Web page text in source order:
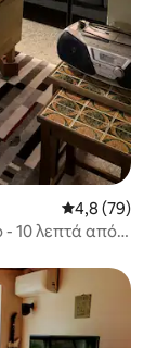
Μέση
4,8 (79)
- 10 λεπτά από